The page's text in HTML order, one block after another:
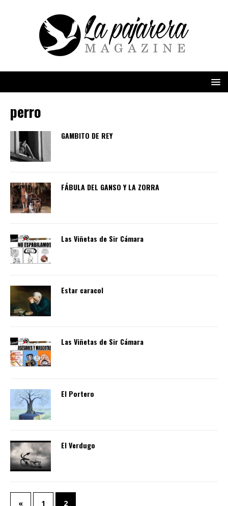
perro
GAMBITO DE REY
FÁBULA DEL GANSO Y LA ZORRA
Las Viñetas de Sir Cámara
Estar caracol
Las Viñetas de Sir Cámara
El Portero
El Verdugo
« 1 2